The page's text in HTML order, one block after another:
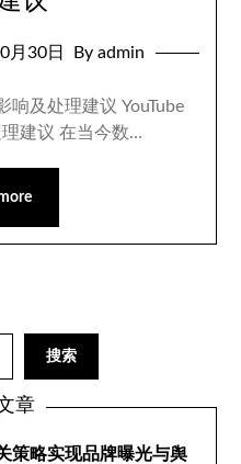
月30日 By admin
响及处理建议 YouTube
建议 在当今数…
搜索
章
策略实现品牌曝光与舆